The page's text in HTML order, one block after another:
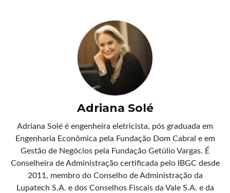
Adriana Solé
Adriana Solé é engenheira eletricista, pós graduada em
Engenharia Econômica pela Fundação Dom Cabral e em
Gestão de Negócios pela Fundação Getúlio Vargas. É
Conselheira de Administração certificada pelo IBGC desde
2011, membro do Conselho de Administração da
Lupatech S.A. e dos Conselhos Fiscais da Vale S.A. e da